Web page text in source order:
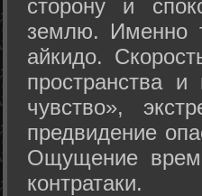
сторону и
землю. Именно
айкидо.
пространства
чувство»,
предвидение
Ощущение
контратаки.